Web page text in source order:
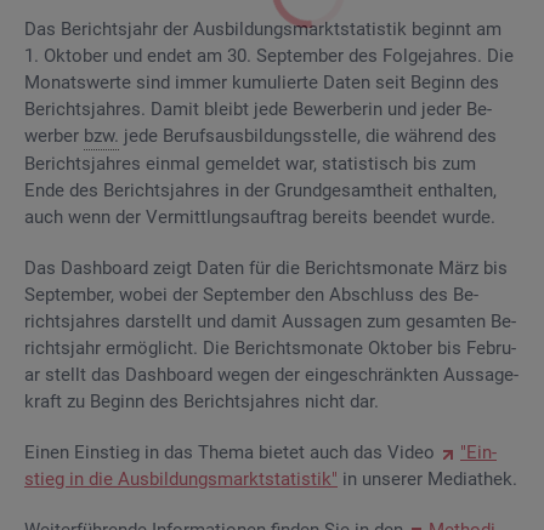
Das Be­richts­jahr der Aus­bil­dungs­markt­sta­tis­tik be­ginnt am
1. Ok­to­ber und endet am 30. Sep­tem­ber des Fol­ge­jah­res. Die
Mo­nats­wer­te sind immer ku­mu­lier­te Daten seit Be­ginn des
Be­richts­jah­res. Damit bleibt jede Be­wer­be­rin und jeder Be­
wer­ber bzw. jede Be­rufs­aus­bil­dungs­stel­le, die wäh­rend des
Be­richts­jah­res ein­mal ge­mel­det war, sta­tis­tisch bis zum
Ende des Be­richts­jah­res in der Grund­ge­samt­heit ent­hal­ten,
auch wenn der Ver­mitt­lungs­auf­trag be­reits be­en­det wurde.
Das Da­sh­board zeigt Daten für die Be­richts­mo­na­te März bis
Sep­tem­ber, wobei der Sep­tem­ber den Ab­schluss des Be­
richts­jah­res dar­stellt und damit Aus­sa­gen zum ge­sam­ten Be­
richts­jahr er­mög­licht. Die Be­richts­mo­na­te Ok­to­ber bis Fe­bru­
ar stellt das Da­sh­board wegen der ein­ge­schränk­ten Aus­sa­ge­
kraft zu Be­ginn des Be­richts­jah­res nicht dar.
Einen Ein­stieg in das Thema bie­tet auch das Video
"Ein­
stieg in die Aus­bil­dungs­markt­sta­tis­tik" in un­se­rer Me­dia­thek.